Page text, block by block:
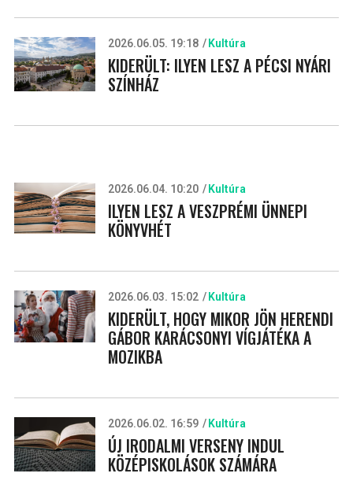
2026.06.05. 19:18 Kultúra
KIDERÜLT: ILYEN LESZ A PÉCSI NYÁRI
SZÍNHÁZ
2026.06.04. 10:20 Kultúra
ILYEN LESZ A VESZPRÉMI ÜNNEPI
KÖNYVHÉT
2026.06.03. 15:02 Kultúra
KIDERÜLT, HOGY MIKOR JÖN HERENDI
GÁBOR KARÁCSONYI VÍGJÁTÉKA A
MOZIKBA
2026.06.02. 16:59 Kultúra
ÚJ IRODALMI VERSENY INDUL
KÖZÉPISKOLÁSOK SZÁMÁRA